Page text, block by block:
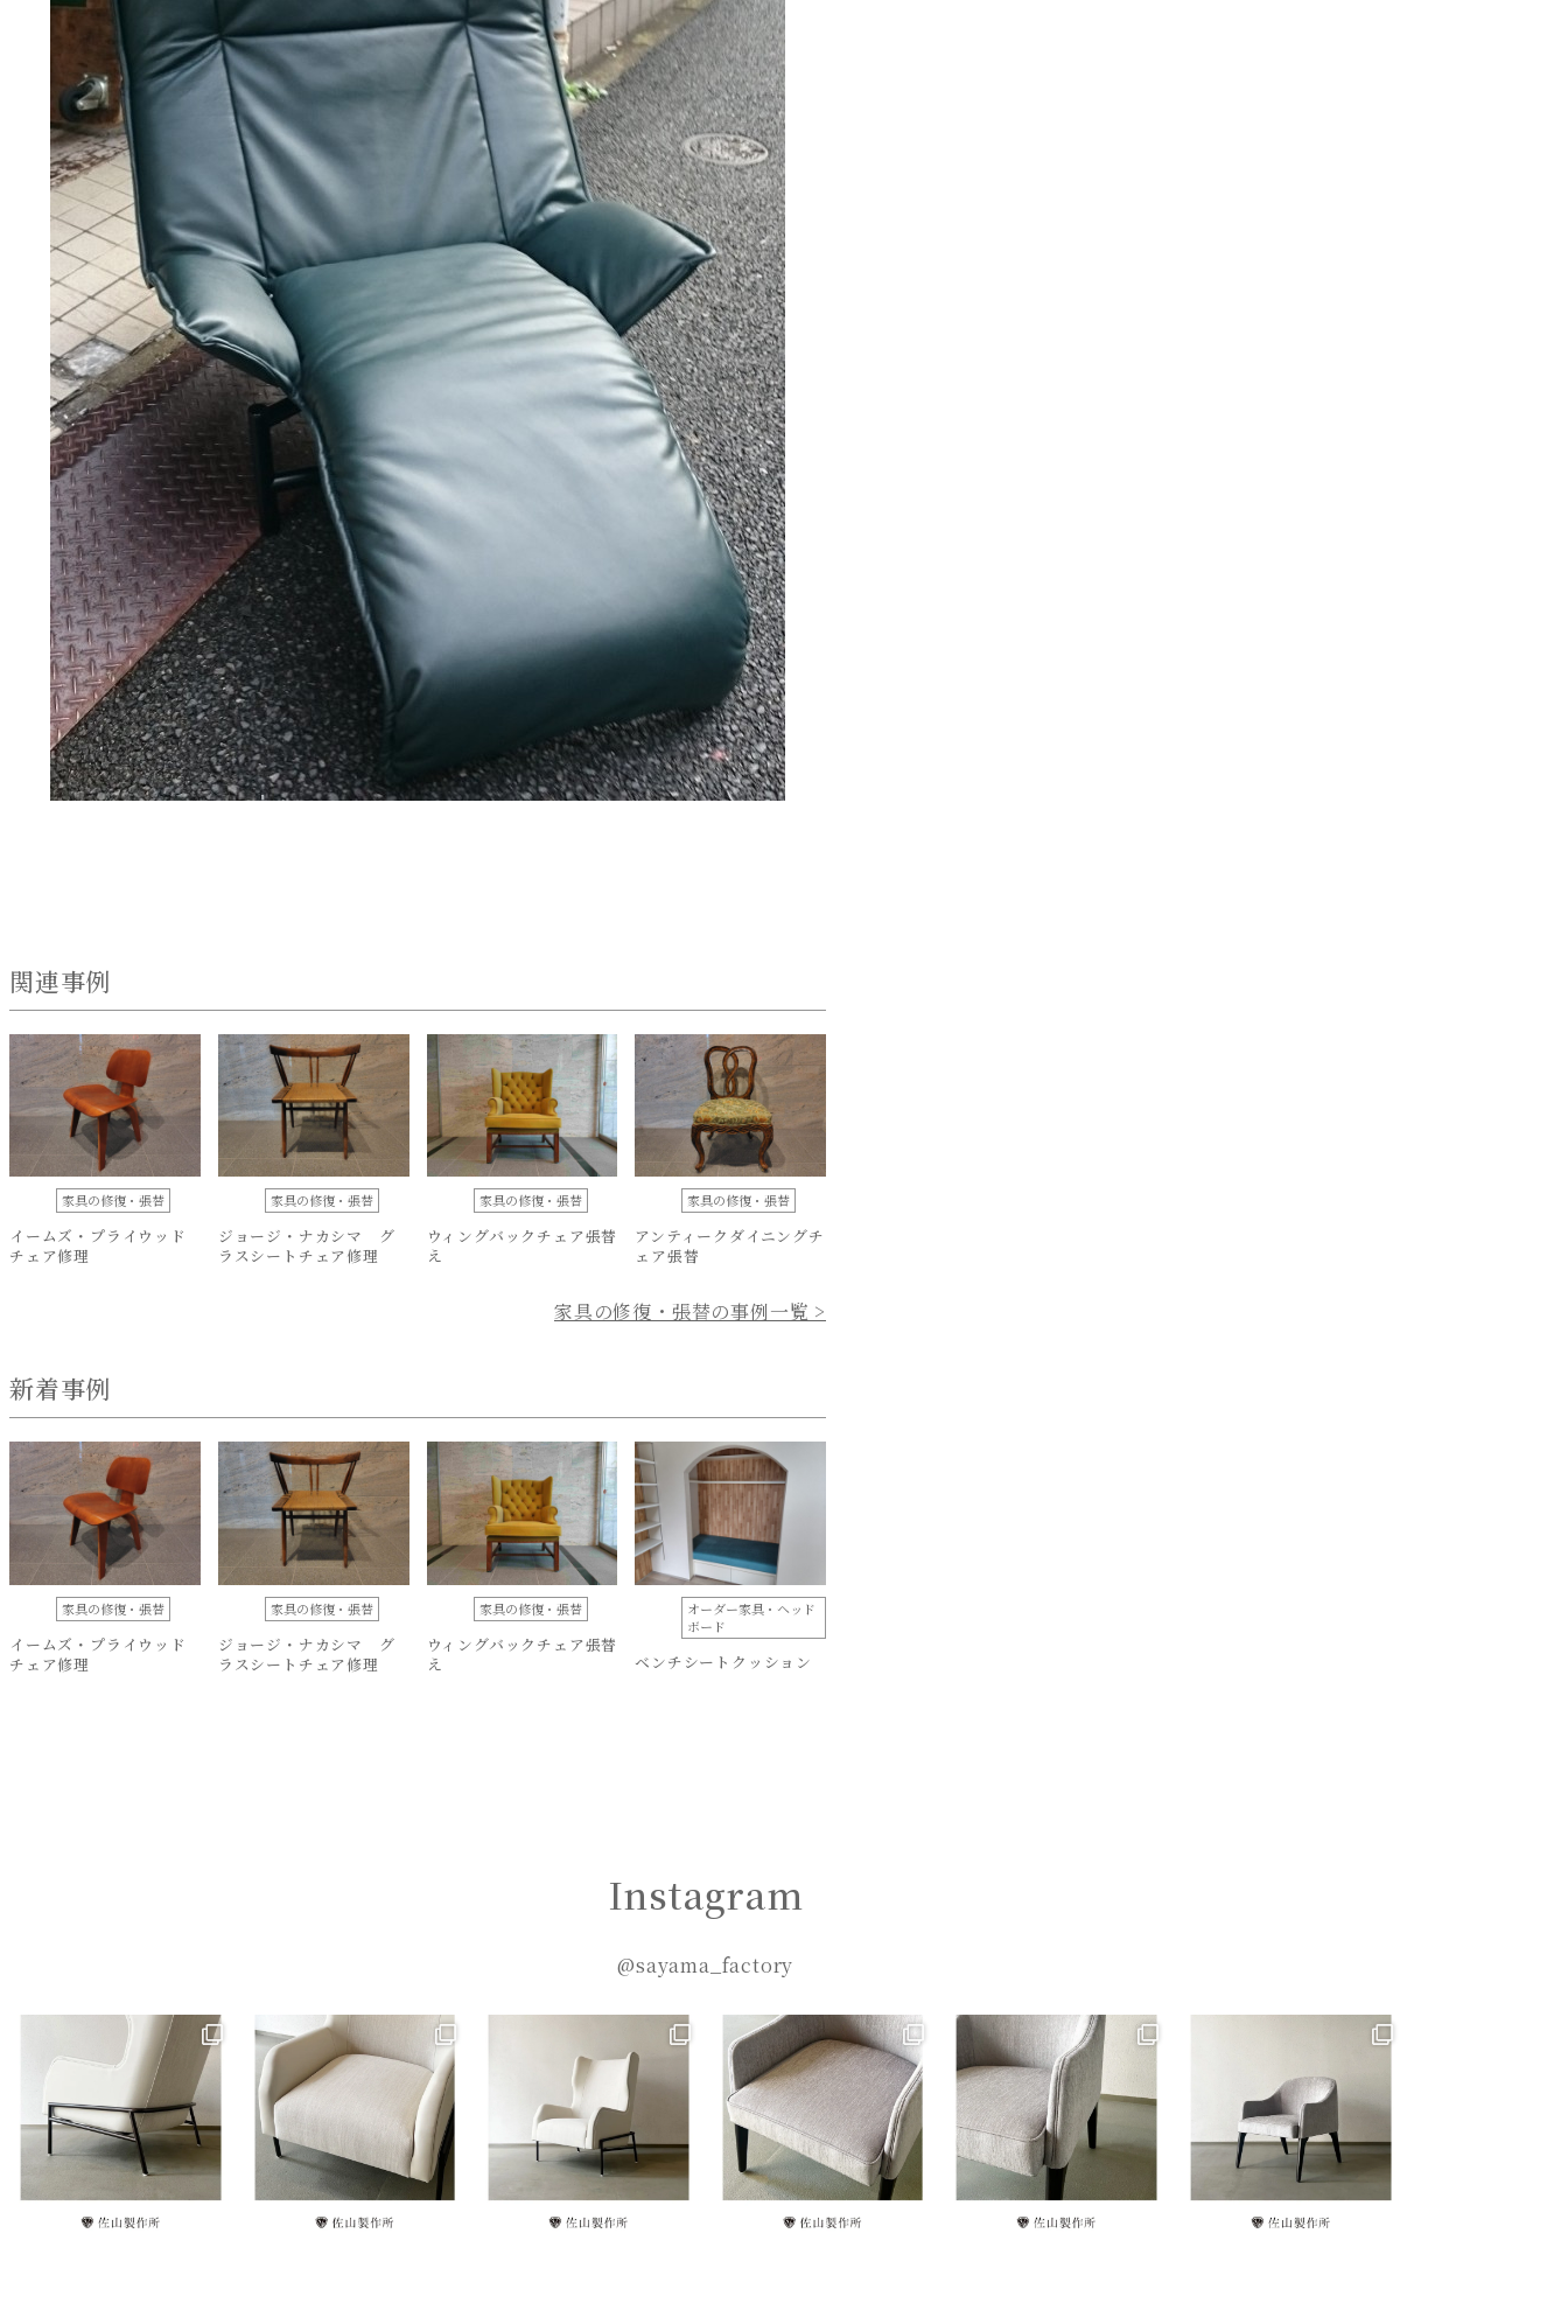
関連事例
家具の修復・張替
イームズ・プライウッド
チェア修理
家具の修復・張替
ジョージ・ナカシマ グ
ラスシートチェア修理
家具の修復・張替
ウィングバックチェア張替
え
家具の修復・張替
アンティークダイニングチ
ェア張替
家具の修復・張替の事例一覧 >
新着事例
家具の修復・張替
イームズ・プライウッド
チェア修理
家具の修復・張替
ジョージ・ナカシマ グ
ラスシートチェア修理
家具の修復・張替
ウィングバックチェア張替
え
オーダー家具・ヘッド
ボード
ベンチシートクッション
Instagram
@sayama_factory